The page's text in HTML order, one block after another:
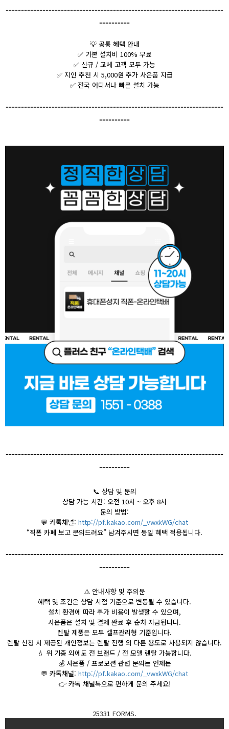
-----------------------------------------------------------------------
----------
💡공통 혜택 안내
✅ 기본 설치비 100% 무료
✅ 신규 / 교체 고객 모두 가능
✅ 지인 추천 시 5,000원 추가 사은품 지급
✅ 전국 어디서나 빠른 설치 가능
-----------------------------------------------------------------------
----------
-----------------------------------------------------------------------
----------
📞 상담 및 문의
상담 가능 시간: 오전 10시 ~ 오후 8시
문의 방법:
💬 카톡채널: http://pf.kakao.com/_vwxkWG/chat
“직폰 카페 보고 문의드려요” 남겨주시면 동일 혜택 적용됩니다.
-----------------------------------------------------------------------
----------
⚠️ 안내사항 및 주의문
혜택 및 조건은 상담 시점 기준으로 변동될 수 있습니다.
설치 환경에 따라 추가 비용이 발생할 수 있으며,
사은품은 설치 및 결제 완료 후 순차 지급됩니다.
렌탈 제품은 모두 셀프관리형 기준입니다.
렌탈 신청 시 제공된 개인정보는 렌탈 진행 외 다른 용도로 사용되지 않습니다.
💧 위 기종 외에도 전 브랜드 / 전 모델 렌탈 가능합니다.
💰사은품 / 프로모션 관련 문의는 언제든
💬 카톡채널: http://pf.kakao.com/_vwxkWG/chat
👉 카톡 채널톡으로 편하게 문의 주세요!
25331 FORMS.